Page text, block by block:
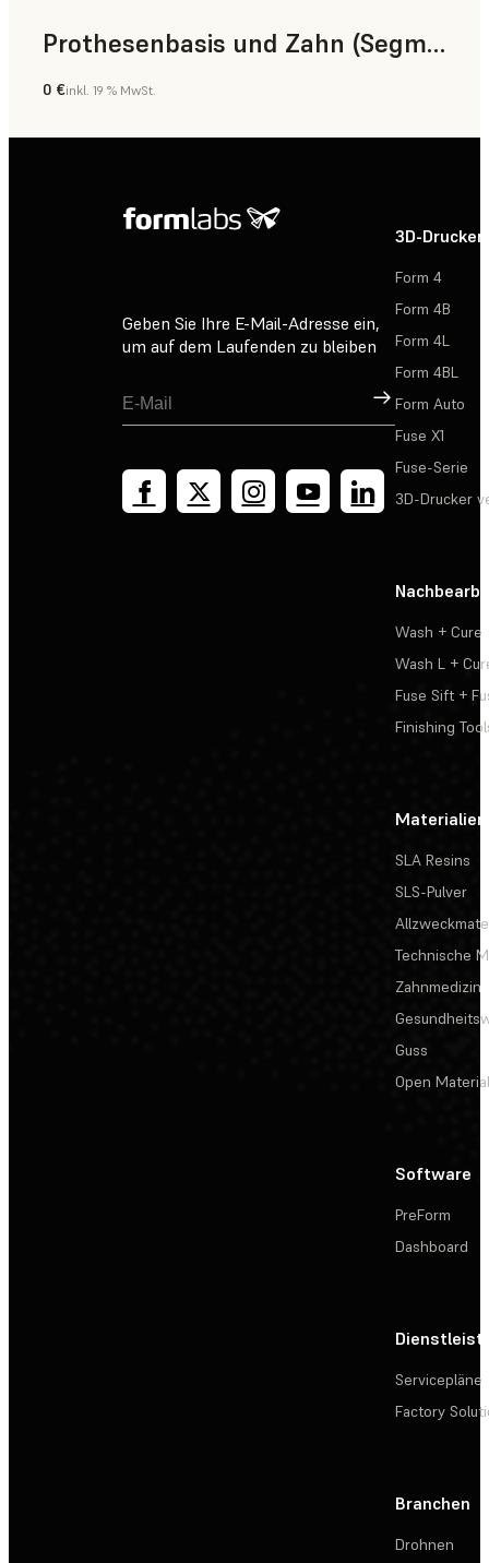
Prothesenbasis und Zahn (Segment)
Zahnmedizin
0 €inkl. 19 % MwSt.
Geben Sie Ihre E-Mail-Adresse ein,
um auf dem Laufenden zu bleiben
Registrieren
3D-Drucker
Form 4
Form 4B
Form 4L
Form 4BL
Form Auto
Fuse X1
Fuse-Serie
3D-Drucker
Wash + Cure
Wash L +
Fuse Sift +
Finishing
Materialien
SLA Resins
SLS-Pulver
Technische
Zahnmedizin
Guss
Open
Software
PreForm
Dashboard
Servicepläne
Factory
Branchen
Drohnen